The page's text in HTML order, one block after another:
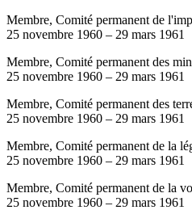
Membre, Comité permanent de
25 novembre 1960 – 29 mars 1961
Membre, Comité permanent des
25 novembre 1960 – 29 mars 1961
Membre, Comité permanent des
25 novembre 1960 – 29 mars 1961
Membre, Comité permanent de la
25 novembre 1960 – 29 mars 1961
Membre, Comité permanent de la
25 novembre 1960 – 29 mars 1961